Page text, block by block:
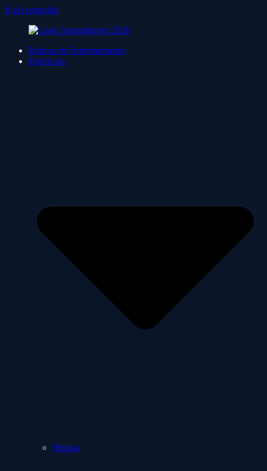
Ir al contenido
Rutinas de Entrenamiento
Ejercicios
Piernas